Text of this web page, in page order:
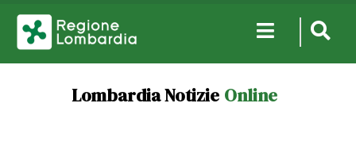
Lombardia Notizie Online